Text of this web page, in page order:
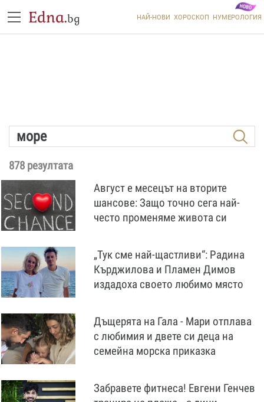
Edna.bg НАЙ-НОВИ ХОРОСКОП НУМЕРОЛОГИЯ
878 резултата
Август е месецът на вторите
шансове: Защо точно сега най-
често променяме живота си
„Тук сме най-щастливи“: Радина
Кърджилова и Пламен Димов
издадоха своето любимо място
Дъщерята на Гала - Мари отплава
с любимия и двете си деца на
семейна морска приказка
Забравете фитнеса! Евгени Генчев